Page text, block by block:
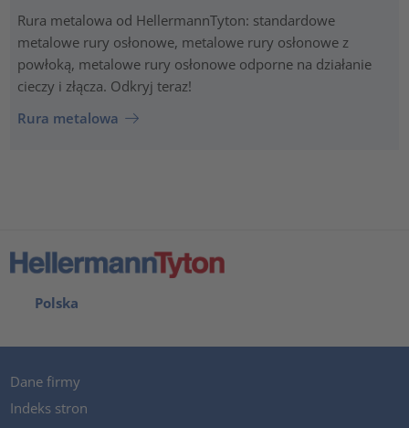
Rura metalowa od HellermannTyton: standardowe
metalowe rury osłonowe, metalowe rury osłonowe z
powłoką, metalowe rury osłonowe odporne na działanie
cieczy i złącza. Odkryj teraz!
Rura metalowa
Polska
Dane firmy
Indeks stron